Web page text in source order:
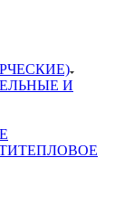
И
ТЕПЛОВОЕ